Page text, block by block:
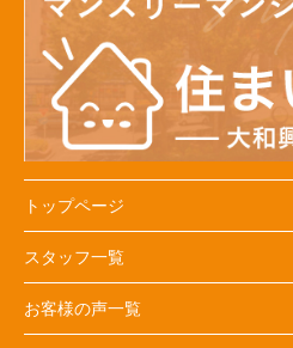
トップページ
スタッフ一覧
お客様の声一覧